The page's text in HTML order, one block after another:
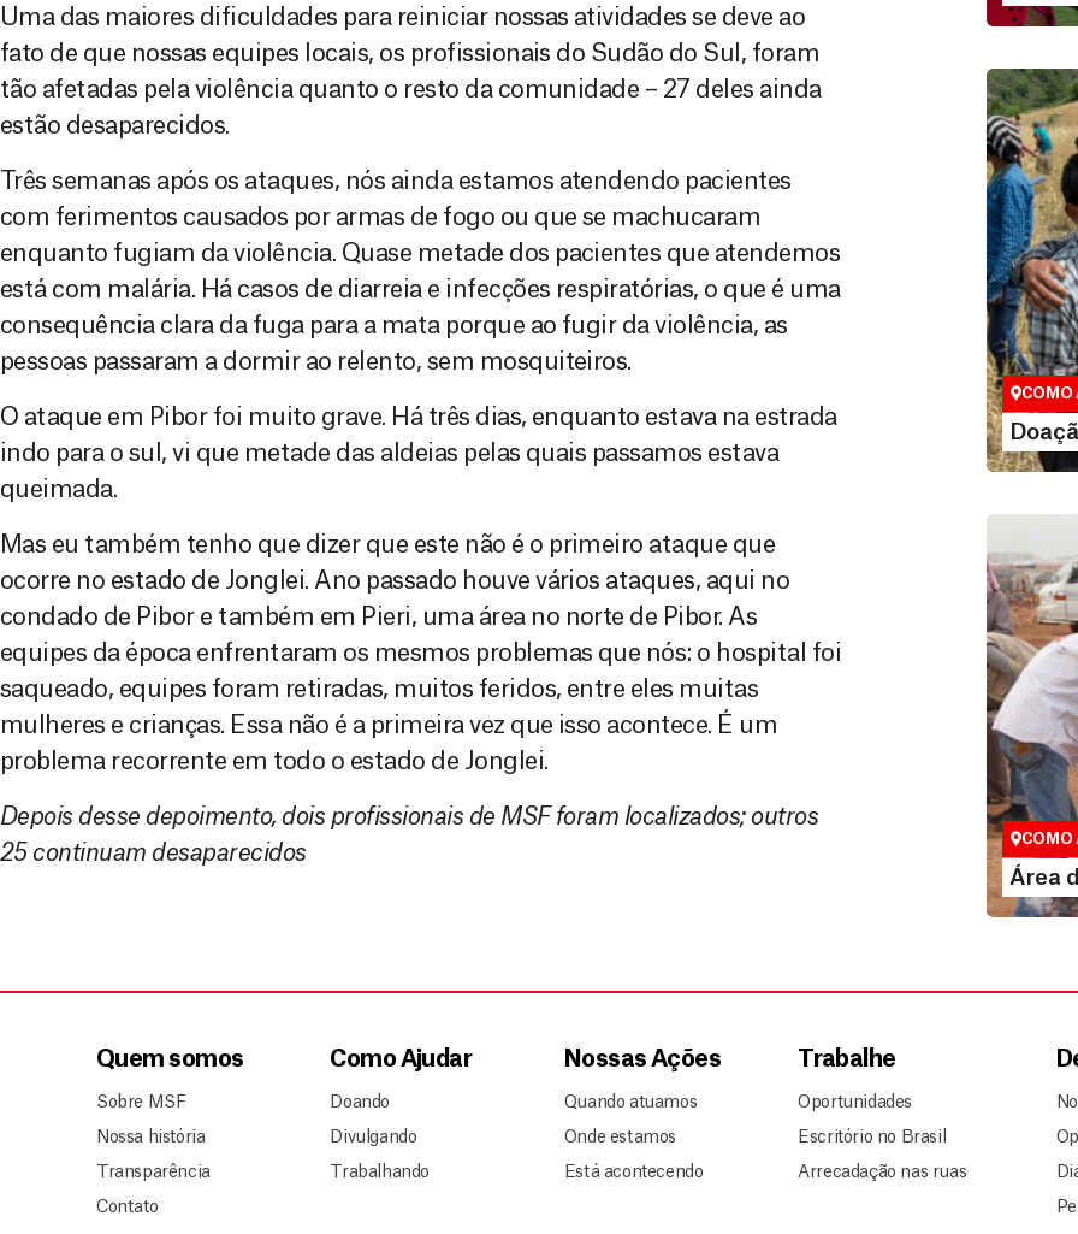
Uma das maiores dificuldades para reiniciar nossas atividades se deve ao
fato de que nossas equipes locais, os profissionais do Sudão do Sul, foram
tão afetadas pela violência quanto o resto da comunidade – 27 deles ainda
estão desaparecidos.
Três semanas após os ataques, nós ainda estamos atendendo pacientes
com ferimentos causados por armas de fogo ou que se machucaram
enquanto fugiam da violência. Quase metade dos pacientes que atendemos
está com malária. Há casos de diarreia e infecções respiratórias, o que é uma
consequência clara da fuga para a mata porque ao fugir da violência, as
pessoas passaram a dormir ao relento, sem mosquiteiros.
O ataque em Pibor foi muito grave. Há três dias, enquanto estava na estrada
indo para o sul, vi que metade das aldeias pelas quais passamos estava
queimada.
Mas eu também tenho que dizer que este não é o primeiro ataque que
ocorre no estado de Jonglei. Ano passado houve vários ataques, aqui no
condado de Pibor e também em Pieri, uma área no norte de Pibor. As
equipes da época enfrentaram os mesmos problemas que nós: o hospital foi
saqueado, equipes foram retiradas, muitos feridos, entre eles muitas
mulheres e crianças. Essa não é a primeira vez que isso acontece. É um
problema recorrente em todo o estado de Jonglei.
Depois desse depoimento, dois profissionais de MSF foram localizados; outros
25 continuam desaparecidos
Você
maneiras,
valor que
COMO
Área
Espaço
COMO
Área
Quem somos
Sobre MSF
Nossa história
Transparência
Contato
Como Ajudar
Doando
Divulgando
Trabalhando
Nossas Ações
Quando atuamos
Onde estamos
Está acontecendo
Trabalhe
Oportunidades
Escritório no Brasil
Arrecadação nas ruas